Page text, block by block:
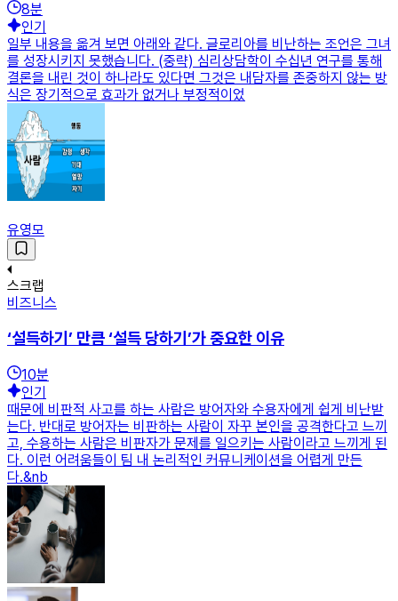
8분
인기
일부 내용을 옮겨 보면 아래와 같다. 글로리아를 비난하는 조언은 그녀
를 성장시키지 못했습니다. (중략) 심리상담학이 수십년 연구를 통해
결론을 내린 것이 하나라도 있다면 그것은 내담자를 존중하지 않는 방
식은 장기적으로 효과가 없거나 부정적이었
유영모
스크랩
비즈니스
‘설득하기’ 만큼 ‘설득 당하기’가 중요한 이유
10분
인기
때문에 비판적 사고를 하는 사람은 방어자와 수용자에게 쉽게 비난받
는다. 반대로 방어자는 비판하는 사람이 자꾸 본인을 공격한다고 느끼
고, 수용하는 사람은 비판자가 문제를 일으키는 사람이라고 느끼게 된
다. 이런 어려움들이 팀 내 논리적인 커뮤니케이션을 어렵게 만든
다.&nb